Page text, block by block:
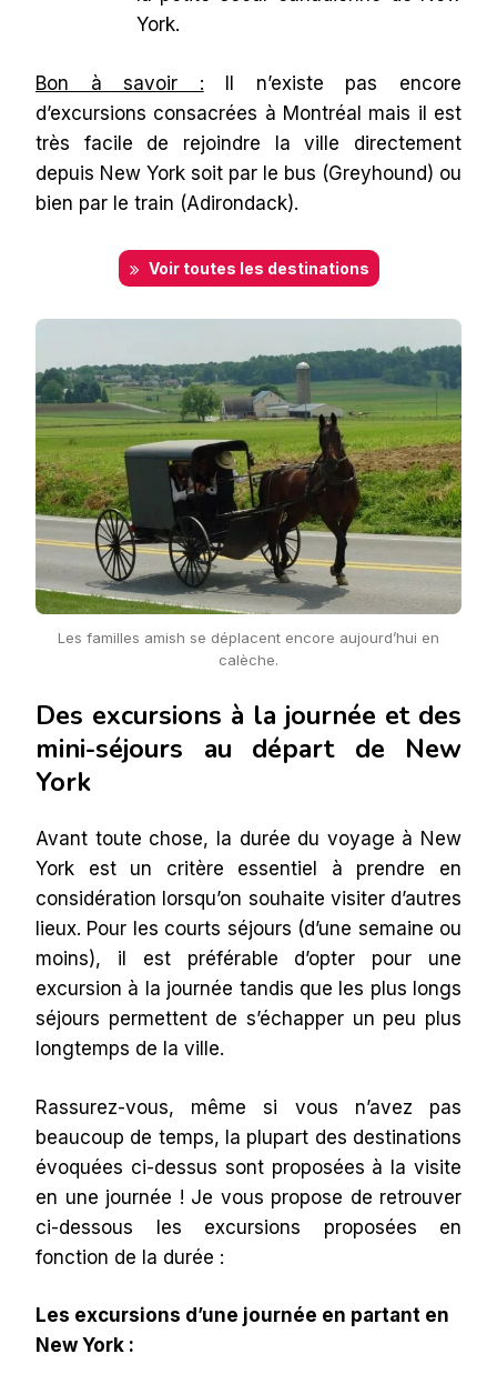
York.
Bon à savoir : Il n’existe pas encore
d’excursions consacrées à Montréal mais il est
très facile de rejoindre la ville directement
depuis New York soit par le bus (Greyhound) ou
bien par le train (Adirondack).
Voir toutes les destinations
Les familles amish se déplacent encore aujourd’hui en
calèche.
Des excursions à la journée et des
mini-séjours au départ de New
York
Avant toute chose, la durée du voyage à New
York est un critère essentiel à prendre en
considération lorsqu’on souhaite visiter d’autres
lieux. Pour les courts séjours (d’une semaine ou
moins), il est préférable d’opter pour une
excursion à la journée tandis que les plus longs
séjours permettent de s’échapper un peu plus
longtemps de la ville.
Rassurez-vous, même si vous n’avez pas
beaucoup de temps, la plupart des destinations
évoquées ci-dessus sont proposées à la visite
en une journée ! Je vous propose de retrouver
ci-dessous les excursions proposées en
fonction de la durée :
Les excursions d’une journée en partant en
New York :